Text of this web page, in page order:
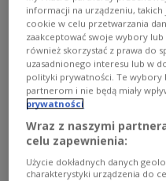
Zobacz więcej na temat:
polityka
POLSKA Platforma
informacji na urządzeniu,
cookie w celu przetwarzania
zaakceptować swoje wybory
również skorzystać z prawa do
uzasadnionego interesu lub w
polityki prywatności. Te wybory
partnerom i nie będą miały
prywatności
Wraz z naszymi
celu zapewnienia:
Użycie dokładnych danych
charakterystyki urządzenia do